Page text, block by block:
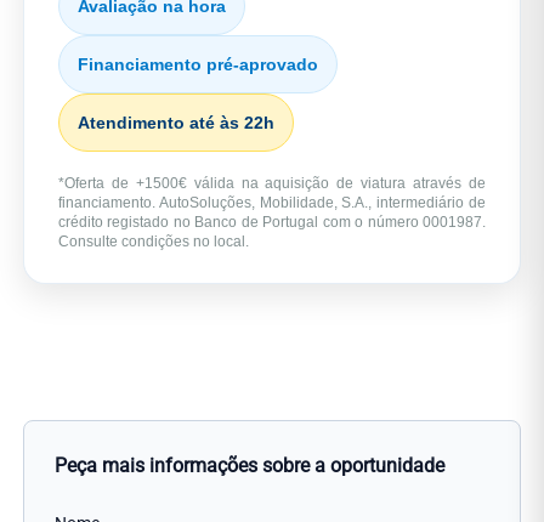
Avaliação na hora
Financiamento pré-aprovado
Atendimento até às 22h
*Oferta de +1500€ válida na aquisição de viatura através de
financiamento. AutoSoluções, Mobilidade, S.A., intermediário de
crédito registado no Banco de Portugal com o número 0001987.
Consulte condições no local.
Peça mais informações sobre a oportunidade